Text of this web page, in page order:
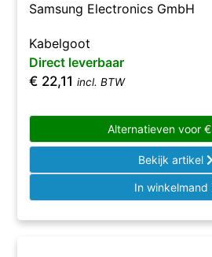
Samsung Electronics GmbH
Kabelgoot
Direct leverbaar
€ 22,11 incl. BTW
Alternatieven voor €
Bekijk artikel
In winkelmand